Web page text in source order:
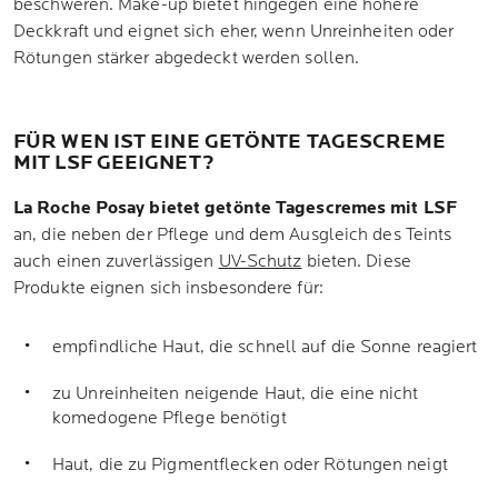
beschweren. Make-up bietet hingegen eine höhere
Deckkraft und eignet sich eher, wenn Unreinheiten oder
Rötungen stärker abgedeckt werden sollen.
FÜR WEN IST EINE GETÖNTE TAGESCREME
MIT LSF GEEIGNET?
La Roche Posay bietet getönte Tagescremes mit LSF
an, die neben der Pflege und dem Ausgleich des Teints
auch einen zuverlässigen UV-Schutz bieten. Diese
Produkte eignen sich insbesondere für:
empfindliche Haut, die schnell auf die Sonne reagiert
zu Unreinheiten neigende Haut, die eine nicht
komedogene Pflege benötigt
Haut, die zu Pigmentflecken oder Rötungen neigt